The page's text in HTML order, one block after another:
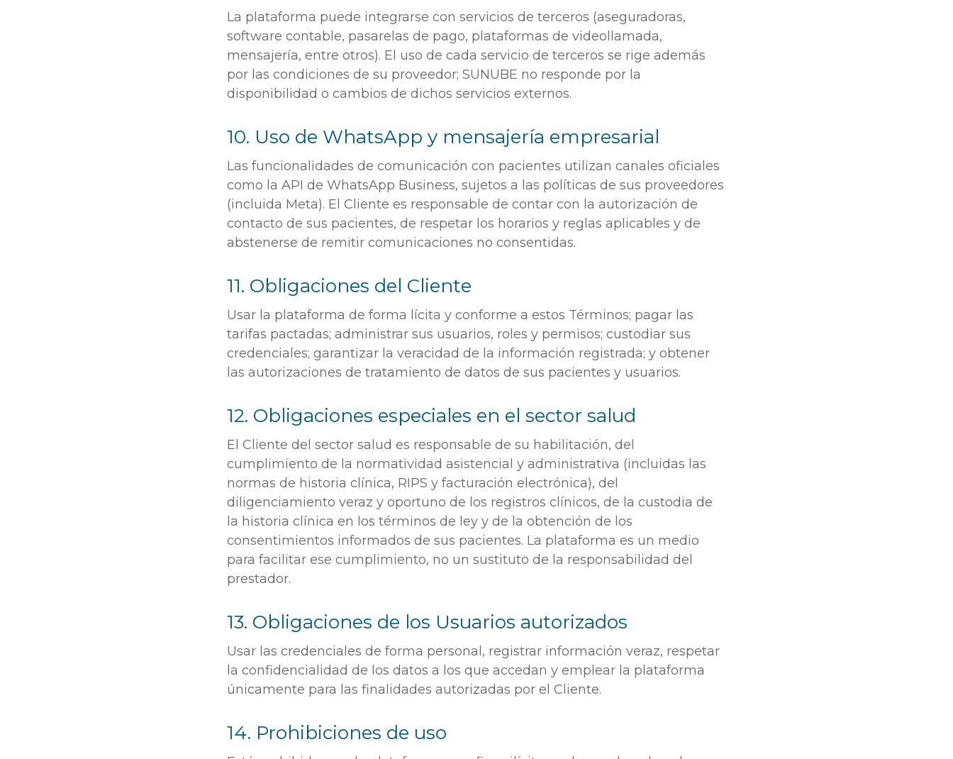
La plataforma puede integrarse con servicios de terceros (aseguradoras,
software contable, pasarelas de pago, plataformas de videollamada,
mensajería, entre otros). El uso de cada servicio de terceros se rige además
por las condiciones de su proveedor; SUNUBE no responde por la
disponibilidad o cambios de dichos servicios externos.
10. Uso de WhatsApp y mensajería empresarial
Las funcionalidades de comunicación con pacientes utilizan canales oficiales
como la API de WhatsApp Business, sujetos a las políticas de sus proveedores
(incluida Meta). El Cliente es responsable de contar con la autorización de
contacto de sus pacientes, de respetar los horarios y reglas aplicables y de
abstenerse de remitir comunicaciones no consentidas.
11. Obligaciones del Cliente
Usar la plataforma de forma lícita y conforme a estos Términos; pagar las
tarifas pactadas; administrar sus usuarios, roles y permisos; custodiar sus
credenciales; garantizar la veracidad de la información registrada; y obtener
las autorizaciones de tratamiento de datos de sus pacientes y usuarios.
12. Obligaciones especiales en el sector salud
El Cliente del sector salud es responsable de su habilitación, del
cumplimiento de la normatividad asistencial y administrativa (incluidas las
normas de historia clínica, RIPS y facturación electrónica), del
diligenciamiento veraz y oportuno de los registros clínicos, de la custodia de
la historia clínica en los términos de ley y de la obtención de los
consentimientos informados de sus pacientes. La plataforma es un medio
para facilitar ese cumplimiento, no un sustituto de la responsabilidad del
prestador.
13. Obligaciones de los Usuarios autorizados
Usar las credenciales de forma personal, registrar información veraz, respetar
la confidencialidad de los datos a los que accedan y emplear la plataforma
únicamente para las finalidades autorizadas por el Cliente.
14. Prohibiciones de uso